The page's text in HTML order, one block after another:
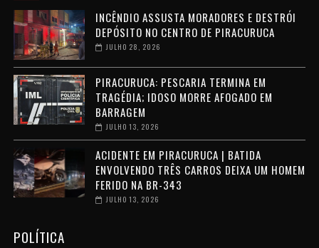
INCÊNDIO ASSUSTA MORADORES E DESTRÓI
DEPÓSITO NO CENTRO DE PIRACURUCA
JULHO 28, 2026
PIRACURUCA: PESCARIA TERMINA EM
TRAGÉDIA; IDOSO MORRE AFOGADO EM
BARRAGEM
JULHO 13, 2026
ACIDENTE EM PIRACURUCA | BATIDA
ENVOLVENDO TRÊS CARROS DEIXA UM HOMEM
FERIDO NA BR-343
JULHO 13, 2026
POLÍTICA